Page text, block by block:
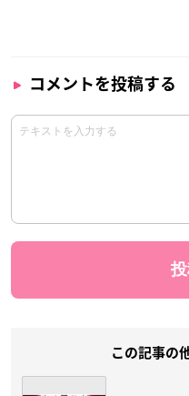
コメントを投稿する
この記事の